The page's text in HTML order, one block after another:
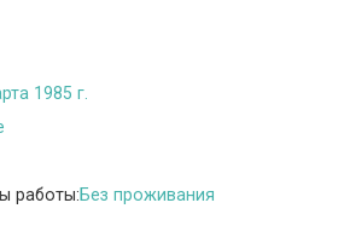
1985 г.
работы:Без проживания